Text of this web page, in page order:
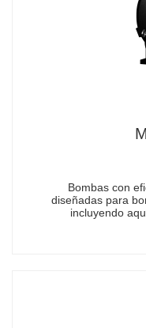
Bombas con
diseñadas para
incluyendo